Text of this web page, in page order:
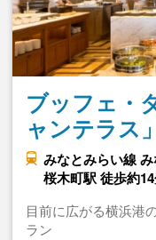
ブッフェ・
ャンテラス」
みなとみらい線
桜木町駅 徒歩約
目前に広がる横浜港
ラン